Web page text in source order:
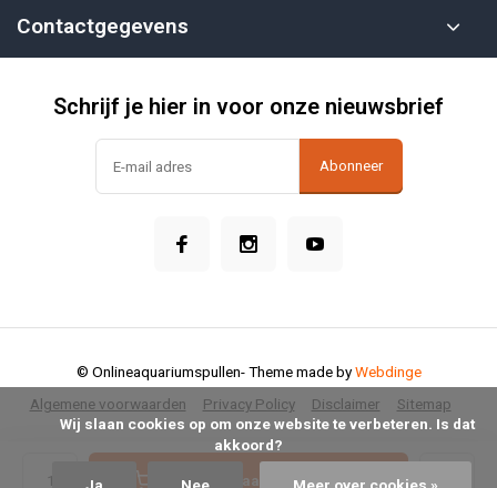
Toevoegen aan winkelwagen
Contactgegevens
Schrijf je hier in voor onze nieuwsbrief
Abonneer
Algemene voorwaarden Privacy Policy Disclaimer Sitemap
© Onlineaquariumspullen- Theme made byWebdinge
akkoord?